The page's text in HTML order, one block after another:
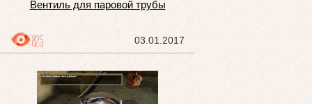
Вентиль для паровой трубы
03.01.2017
825